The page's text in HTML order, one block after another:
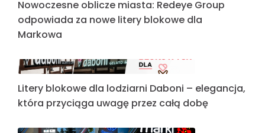
Nowoczesne oblicze miasta: Redeye Group
odpowiada za nowe litery blokowe dla
Markowa
Litery blokowe dla lodziarni Daboni – elegancja,
która przyciąga uwagę przez całą dobę